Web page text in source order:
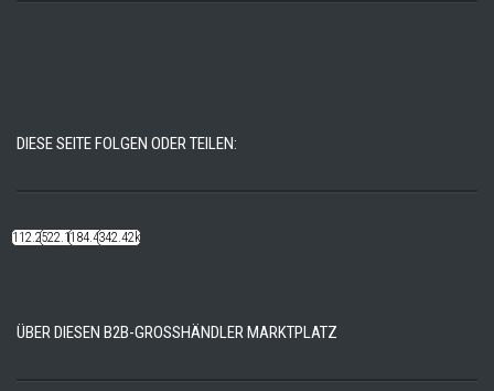
DIESE SEITE FOLGEN ODER TEILEN:
112.22k522.14k184.48k342.42k
ÜBER DIESEN B2B-GROSSHÄNDLER MARKTPLATZ